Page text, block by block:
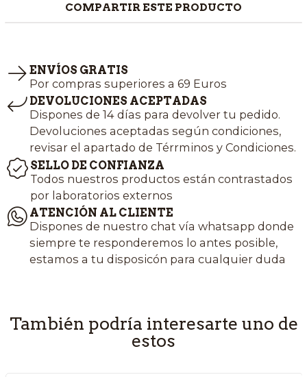
COMPARTIR ESTE PRODUCTO
ENVÍOS GRATIS
Por compras superiores a 69 Euros
DEVOLUCIONES ACEPTADAS
Dispones de 14 días para devolver tu pedido.
Devoluciones aceptadas según condiciones,
revisar el apartado de Térrminos y Condiciones.
SELLO DE CONFIANZA
Todos nuestros productos están contrastados
por laboratorios externos
ATENCIÓN AL CLIENTE
Dispones de nuestro chat vía whatsapp donde
siempre te responderemos lo antes posible,
estamos a tu disposicón para cualquier duda
También podría interesarte uno de
estos